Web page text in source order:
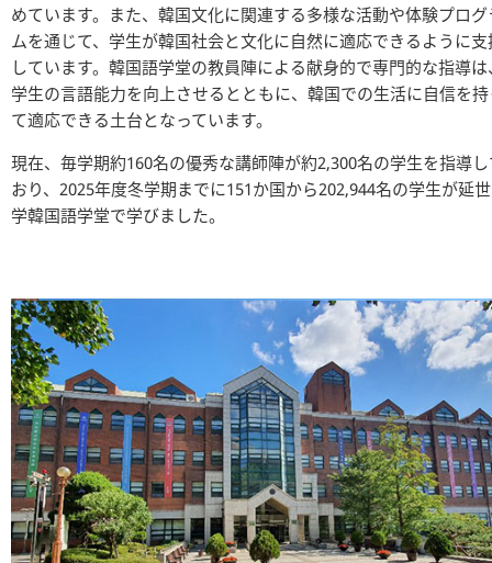
めています。また、韓国文化に関連する多様な活動や体験プログ
ムを通じて、学生が韓国社会と文化に自然に適応できるように支
しています。韓国語学堂の教員陣による献身的で専門的な指導は
学生の言語能力を向上させるとともに、韓国での生活に自信を
て適応できる土台となっています。
現在、毎学期約160名の優秀な講師陣が約2,300名の学生を指導
おり、2025年度冬学期までに151か国から202,944名の学生が延
学韓国語学堂で学びました。